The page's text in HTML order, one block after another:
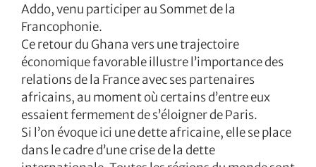
Addo, venu participer au Sommet de la
Francophonie.
Ce retour du Ghana vers une trajectoire
économique favorable illustre l’importance des
relations de la France avec ses partenaires
africains, au moment où certains d’entre eux
essaient fermement de s’éloigner de Paris.
Si l’on évoque ici une dette africaine, elle se place
dans le cadre d’une crise de la dette